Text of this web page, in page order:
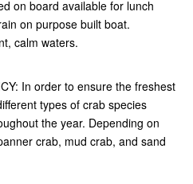
on board available for lunch
on purpose built boat.
calm waters.
In order to ensure the freshest
types of crab species
the year. Depending on
crab, mud crab, and sand